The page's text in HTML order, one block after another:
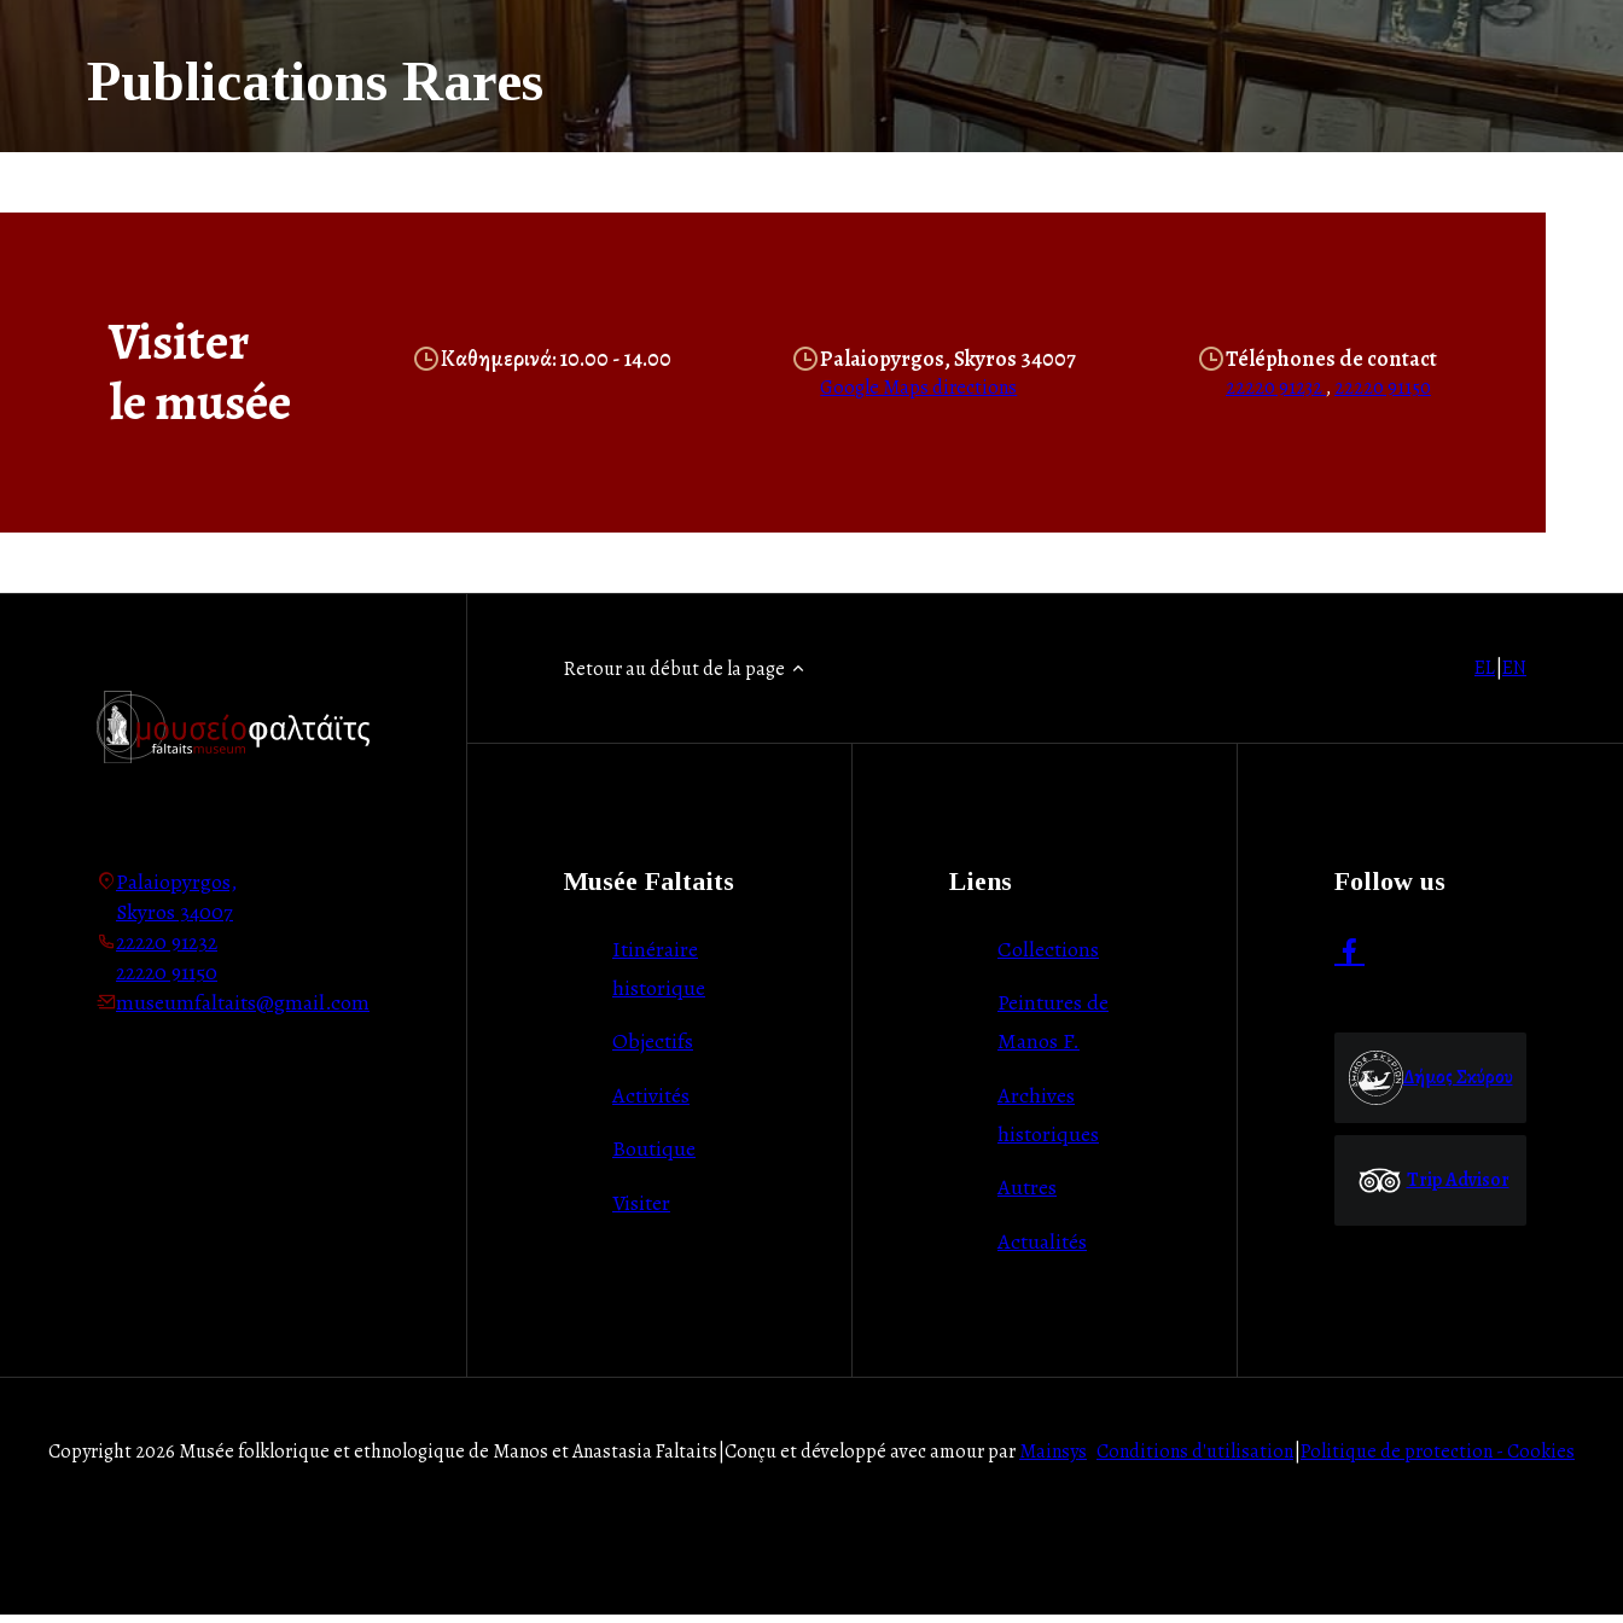
Publications Rares
Visiter
le musée
Καθημερινά: 10.00 - 14.00 Palaiopyrgos, Skyros 34007
Google Maps directions
Téléphones de contact
22220 91232, 22220 91150
Palaiopyrgos,
Skyros 34007
22220 91232
22220 91150
museumfaltaits@gmail.com
Retour au début de la page EL EN
Musée Faltaits
Itinéraire
historique
Objectifs
Activités
Boutique
Visiter
Liens
Collections
Peintures de
Manos F.
Archives
historiques
Autres
Actualités
Follow us
Δήμος Σκύρου
Trip Advisor
Copyright 2026 Musée folklorique et ethnologique de Manos et Anastasia Faltaits Conçu et développé avec amour parMainsys Conditions d'utilisation Politique de protection - Cookies